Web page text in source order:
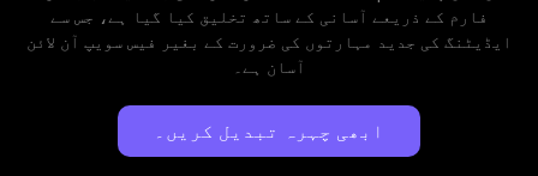
فارم کے ذریعے آسانی کے ساتھ تخلیق کیا گیا ہے، جس سے
ایڈیٹنگ کی جدید مہارتوں کی ضرورت کے بغیر فیس سویپ آن لائن
آسان ہے۔
ابھی چہرہ تبدیل کریں۔